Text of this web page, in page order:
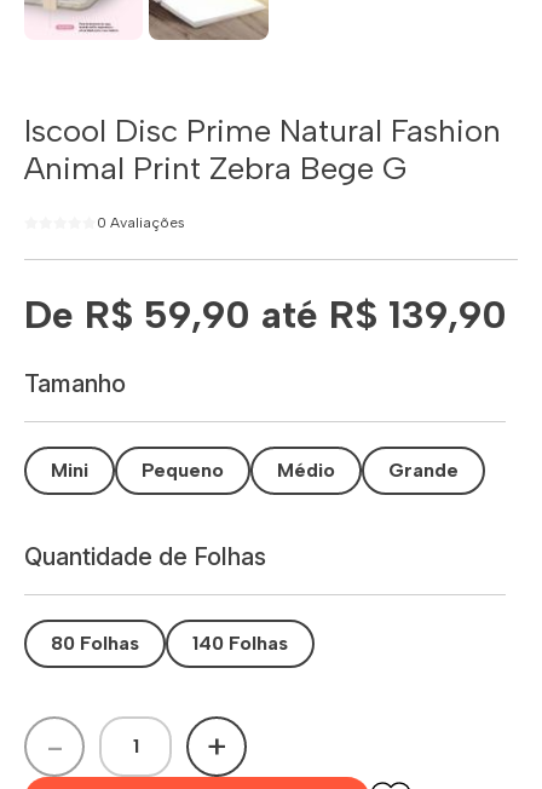
Iscool Disc Prime Natural Fashion
Animal Print Zebra Bege G
0 Avaliações
De R$ 59,90 até R$ 139,90
Tamanho
Mini Pequeno Médio Grande
Quantidade de Folhas
80 Folhas 140 Folhas
- +